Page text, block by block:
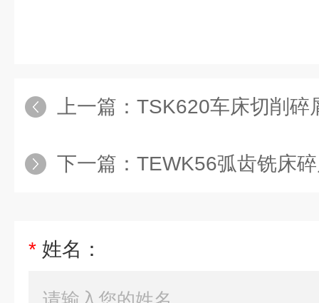
上一篇： TSK620车床切削碎
下一篇： TEWK56弧齿铣床
* 姓名：